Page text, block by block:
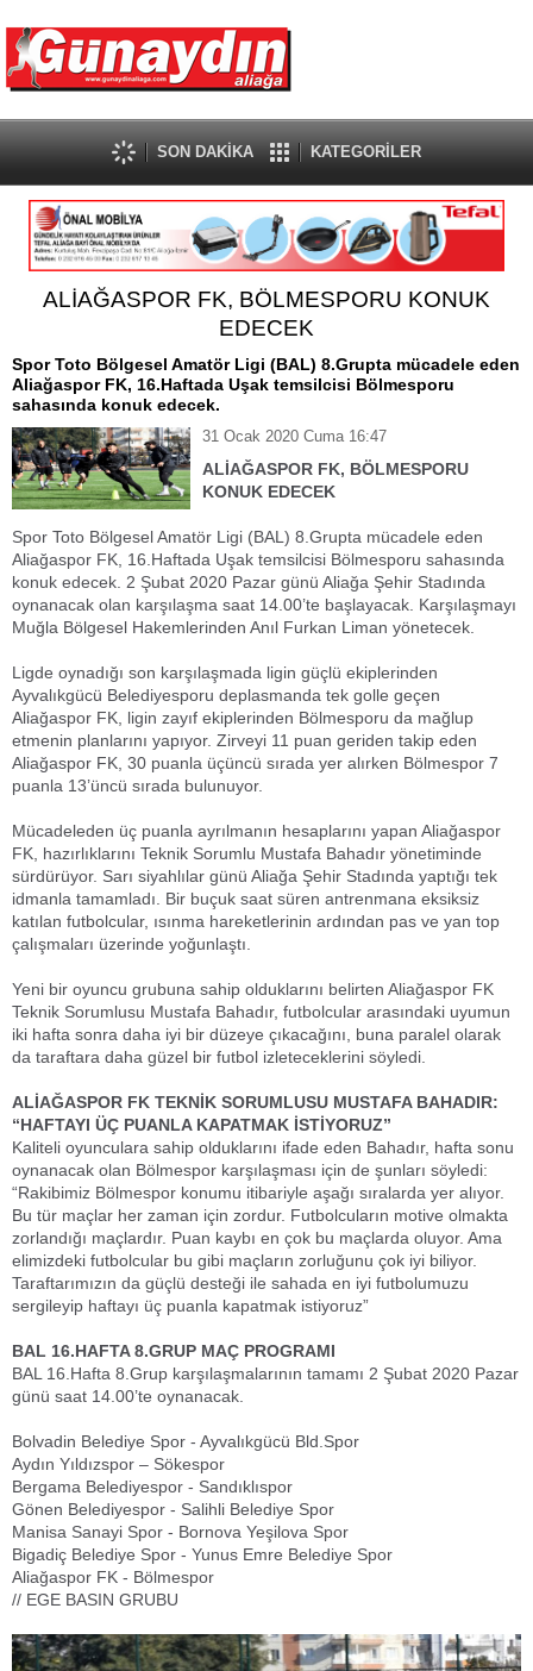
SON DAKİKA KATEGORİLER
ALİAĞASPOR FK, BÖLMESPORU KONUK
EDECEK
Spor Toto Bölgesel Amatör Ligi (BAL) 8.Grupta mücadele eden
Aliağaspor FK, 16.Haftada Uşak temsilcisi Bölmesporu
sahasında konuk edecek.
31 Ocak 2020 Cuma 16:47
ALİAĞASPOR FK, BÖLMESPORU
KONUK EDECEK
Spor Toto Bölgesel Amatör Ligi (BAL) 8.Grupta mücadele eden
Aliağaspor FK, 16.Haftada Uşak temsilcisi Bölmesporu sahasında
konuk edecek. 2 Şubat 2020 Pazar günü Aliağa Şehir Stadında
oynanacak olan karşılaşma saat 14.00’te başlayacak. Karşılaşmayı
Muğla Bölgesel Hakemlerinden Anıl Furkan Liman yönetecek.
Ligde oynadığı son karşılaşmada ligin güçlü ekiplerinden
Ayvalıkgücü Belediyesporu deplasmanda tek golle geçen
Aliağaspor FK, ligin zayıf ekiplerinden Bölmesporu da mağlup
etmenin planlarını yapıyor. Zirveyi 11 puan geriden takip eden
Aliağaspor FK, 30 puanla üçüncü sırada yer alırken Bölmespor 7
puanla 13’üncü sırada bulunuyor.
Mücadeleden üç puanla ayrılmanın hesaplarını yapan Aliağaspor
FK, hazırlıklarını Teknik Sorumlu Mustafa Bahadır yönetiminde
sürdürüyor. Sarı siyahlılar günü Aliağa Şehir Stadında yaptığı tek
idmanla tamamladı. Bir buçuk saat süren antrenmana eksiksiz
katılan futbolcular, ısınma hareketlerinin ardından pas ve yan top
çalışmaları üzerinde yoğunlaştı.
Yeni bir oyuncu grubuna sahip olduklarını belirten Aliağaspor FK
Teknik Sorumlusu Mustafa Bahadır, futbolcular arasındaki uyumun
iki hafta sonra daha iyi bir düzeye çıkacağını, buna paralel olarak
da taraftara daha güzel bir futbol izleteceklerini söyledi.
ALİAĞASPOR FK TEKNİK SORUMLUSU MUSTAFA BAHADIR:
“HAFTAYI ÜÇ PUANLA KAPATMAK İSTİYORUZ”
Kaliteli oyunculara sahip olduklarını ifade eden Bahadır, hafta sonu
oynanacak olan Bölmespor karşılaşması için de şunları söyledi:
“Rakibimiz Bölmespor konumu itibariyle aşağı sıralarda yer alıyor.
Bu tür maçlar her zaman için zordur. Futbolcuların motive olmakta
zorlandığı maçlardır. Puan kaybı en çok bu maçlarda oluyor. Ama
elimizdeki futbolcular bu gibi maçların zorluğunu çok iyi biliyor.
Taraftarımızın da güçlü desteği ile sahada en iyi futbolumuzu
sergileyip haftayı üç puanla kapatmak istiyoruz”
BAL 16.HAFTA 8.GRUP MAÇ PROGRAMI
BAL 16.Hafta 8.Grup karşılaşmalarının tamamı 2 Şubat 2020 Pazar
günü saat 14.00’te oynanacak.
Bolvadin Belediye Spor - Ayvalıkgücü Bld.Spor
Aydın Yıldızspor – Sökespor
Bergama Belediyespor - Sandıklıspor
Gönen Belediyespor - Salihli Belediye Spor
Manisa Sanayi Spor - Bornova Yeşilova Spor
Bigadiç Belediye Spor - Yunus Emre Belediye Spor
Aliağaspor FK - Bölmespor
// EGE BASIN GRUBU